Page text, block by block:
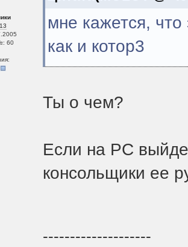
60
мне кажется, что
как и котор3
Ты о чем?
Если на РС
консольщики ее
--------------------